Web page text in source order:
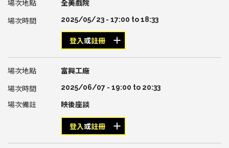
全美戲院
2025/05/23 - 17:00 to18:33
登入或註冊
富興工廠
2025/06/07 - 19:00 to 20:33
映後座談
登入或註冊